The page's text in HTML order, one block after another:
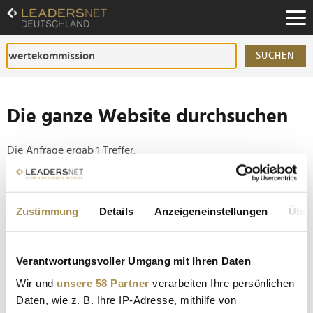
Zustimmung Details Anzeigeneinstellungen
Verantwortungsvoller Umgang mit Ihren Daten
Wir und unsere 58 Partner verarbeiten Ihre persönlichen
Daten, wie z. B. Ihre IP-Adresse, mithilfe von
Zum
Inhalt
Zur
Fußzeilen-
Navigation
SUCHEN
Die ganze Website durchsuchen
Die Anfrage ergab 1 Treffer.
Tipp
Seiten suchen, die genau diese Wortgruppe enthalten:
Setzen Sie die gesuchten Wörter zwischen
Innovator des Jahres: Ehrenpreis für Sarna Röser